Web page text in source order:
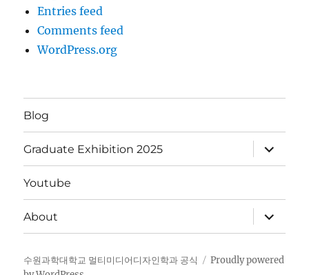
Entries feed
Comments feed
WordPress.org
Blog
Graduate Exhibition 2025
expand
child
menu
Youtube
About
expand
child
menu
수원과학대학교 멀티미디어디자인학과 공식
Proudly powered